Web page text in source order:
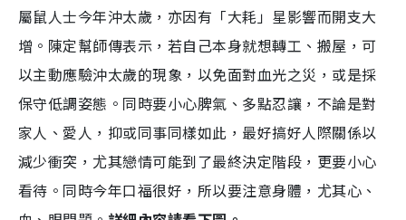
屬鼠人士今年沖太歲，亦因有「大耗」星影響而開支大
增。陳定幫師傳表示，若自己本身就想轉工、搬屋，可
以主動應驗沖太歲的現象，以免面對血光之災，或是採
保守低調姿態。同時要小心脾氣、多點忍讓，不論是對
家人、愛人，抑或同事同樣如此，最好搞好人際關係以
減少衝突，尤其戀情可能到了最終決定階段，更要小心
看待。同時今年口福很好，所以要注意身體，尤其心、